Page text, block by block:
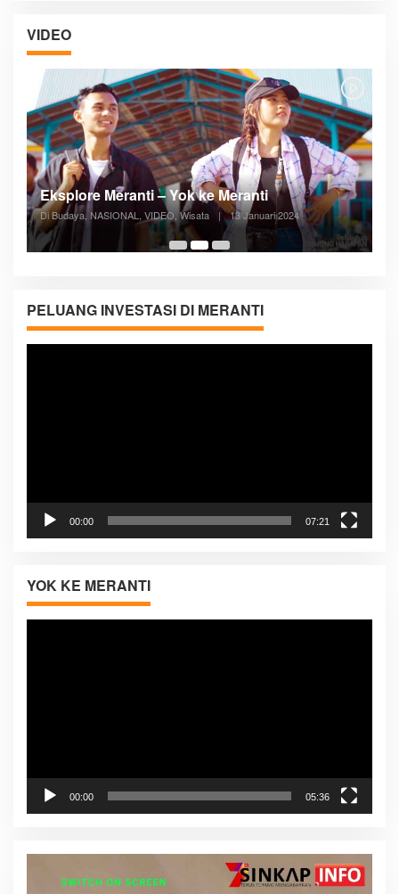
VIDEO
05:08
Posyandu Melayani Semua Siklus Hidup
Di ADVERTORIAL, Kesehatan, VIDEO 27 Desember 2023
PELUANG INVESTASI DI MERANTI
Pemutar
00:00 07:21
YOK KE MERANTI
00:00 05:36